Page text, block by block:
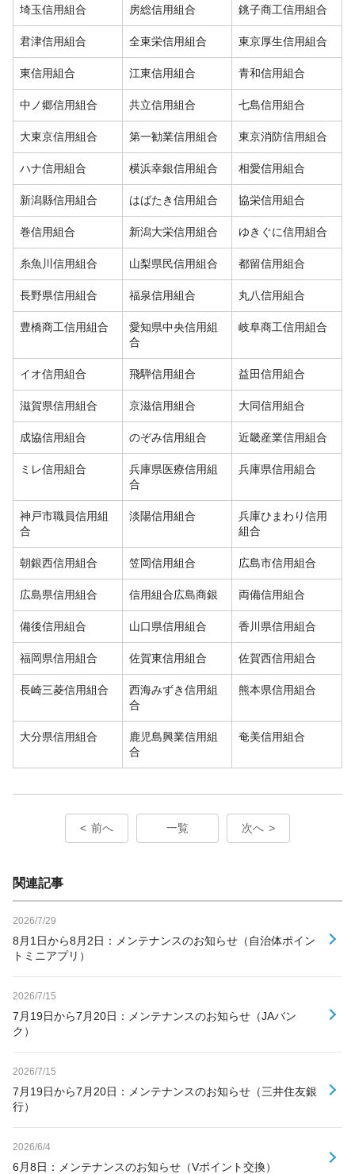
埼玉信用組合 房総信用組合 銚子商工信用組合
君津信用組合 全東栄信用組合 東京厚生信用組合
東信用組合 江東信用組合 青和信用組合
中ノ郷信用組合 共立信用組合 七島信用組合
大東京信用組合 第一勧業信用組合 東京消防信用組合
ハナ信用組合 横浜幸銀信用組合 相愛信用組合
新潟縣信用組合 はばたき信用組合 協栄信用組合
巻信用組合 新潟大栄信用組合 ゆきぐに信用組合
糸魚川信用組合 山梨県民信用組合 都留信用組合
長野県信用組合 福泉信用組合 丸八信用組合
豊橋商工信用組合
愛知県中央信用組
合
岐阜商工信用組合
イオ信用組合 飛騨信用組合 益田信用組合
滋賀県信用組合 京滋信用組合 大同信用組合
成協信用組合 のぞみ信用組合 近畿産業信用組合
ミレ信用組合
兵庫県医療信用組
合
兵庫県信用組合
神戸市職員信用組
合
淡陽信用組合
兵庫ひまわり信用
組合
朝銀西信用組合 笠岡信用組合 広島市信用組合
広島県信用組合 信用組合広島商銀 両備信用組合
備後信用組合 山口県信用組合 香川県信用組合
福岡県信用組合 佐賀東信用組合 佐賀西信用組合
長崎三菱信用組合
西海みずき信用組
合
熊本県信用組合
大分県信用組合
鹿児島興業信用組
合
奄美信用組合
前へ 一覧 次へ
関連記事
2026/7/29
8月1日から8月2日：メンテナンスのお知らせ（自治体ポイン
トミニアプリ）
2026/7/15
7月19日から7月20日：メンテナンスのお知らせ（JAバン
ク）
2026/7/15
7月19日から7月20日：メンテナンスのお知らせ（三井住友銀
行）
2026/6/4
6月8日：メンテナンスのお知らせ（Vポイント交換）